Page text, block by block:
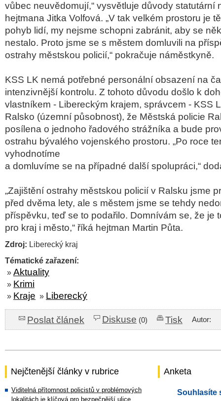
vůbec neuvědomují,“ vysvětluje důvody statutární
hejtmana Jitka Volfová. „V tak velkém prostoru je
pohyb lidí, my nejsme schopni zabránit, aby se
nestalo. Proto jsme se s městem domluvili na
ostrahy městskou policií,“ pokračuje náměstkyně.
KSS LK nemá potřebné personální obsazení na
intenzivnější kontrolu. Z tohoto důvodu došlo k
vlastníkem - Libereckým krajem, správcem - KSS
Ralsko (územní působnost), že Městská policie
posílena o jednoho řadového strážníka a bude
ostrahu bývalého vojenského prostoru. „Po roce
vyhodnotíme
a domluvíme se na případné další spolupráci,“
„Zajištění ostrahy městskou policií v Ralsku jsme
před dvěma lety, ale s městem jsme se tehdy
příspěvku, teď se to podařilo. Domnívám se, že je
pro kraj i město,“ říká hejtman Martin Půta.
Zdroj: Liberecký kraj
Tématické zařazení:
» Aktuality
» Krimi
» Kraje » Liberecký
Poslat článek Diskuse (0) Tisk Autor:
Nejčtenější články v rubrice
Viditelná přítomnost policistů v problémových
lokalitách je klíčová pro bezpečnější ulice
Anketa
Souhlasíte